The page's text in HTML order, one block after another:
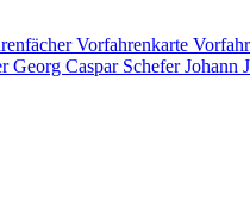
Vorfahrenkarte
Georg Caspar Schefer Johann